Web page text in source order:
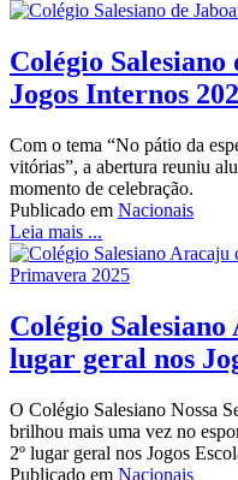
Colégio
Jogos Internos
Com o tema “No pátio da
vitórias”, a abertura reuniu
momento de celebração.
Publicado em Nacionais
Leia mais ...
Colégio
lugar geral nos
O Colégio Salesiano Nossa
brilhou mais uma vez no
2º lugar geral nos Jogos
Publicado em Nacionais